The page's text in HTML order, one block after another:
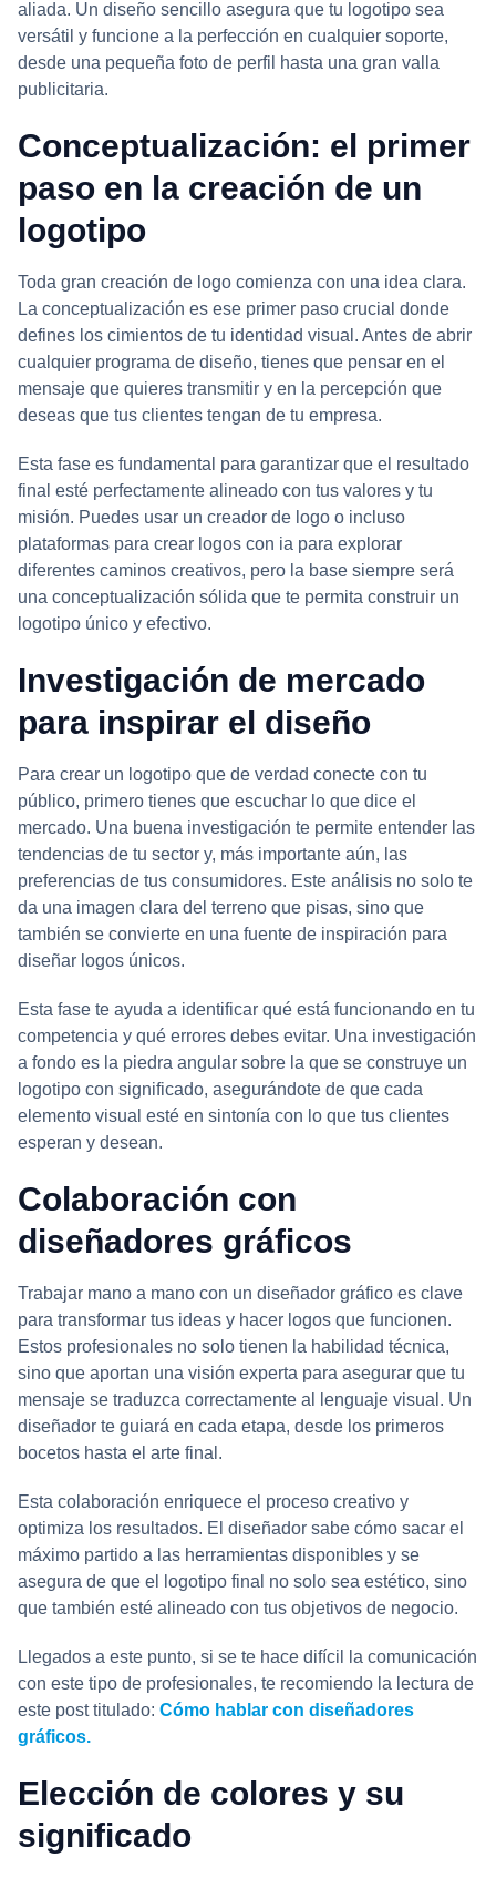
aliada. Un diseño sencillo asegura que tu logotipo sea
versátil y funcione a la perfección en cualquier soporte,
desde una pequeña foto de perfil hasta una gran valla
publicitaria.
Conceptualización: el primer
paso en la creación de un
logotipo
Toda gran creación de logo comienza con una idea clara.
La conceptualización es ese primer paso crucial donde
defines los cimientos de tu identidad visual. Antes de abrir
cualquier programa de diseño, tienes que pensar en el
mensaje que quieres transmitir y en la percepción que
deseas que tus clientes tengan de tu empresa.
Esta fase es fundamental para garantizar que el resultado
final esté perfectamente alineado con tus valores y tu
misión. Puedes usar un creador de logo o incluso
plataformas para crear logos con ia para explorar
diferentes caminos creativos, pero la base siempre será
una conceptualización sólida que te permita construir un
logotipo único y efectivo.
Investigación de mercado
para inspirar el diseño
Para crear un logotipo que de verdad conecte con tu
público, primero tienes que escuchar lo que dice el
mercado. Una buena investigación te permite entender las
tendencias de tu sector y, más importante aún, las
preferencias de tus consumidores. Este análisis no solo te
da una imagen clara del terreno que pisas, sino que
también se convierte en una fuente de inspiración para
diseñar logos únicos.
Esta fase te ayuda a identificar qué está funcionando en tu
competencia y qué errores debes evitar. Una investigación
a fondo es la piedra angular sobre la que se construye un
logotipo con significado, asegurándote de que cada
elemento visual esté en sintonía con lo que tus clientes
esperan y desean.
Colaboración con
diseñadores gráficos
Trabajar mano a mano con un diseñador gráfico es clave
para transformar tus ideas y hacer logos que funcionen.
Estos profesionales no solo tienen la habilidad técnica,
sino que aportan una visión experta para asegurar que tu
mensaje se traduzca correctamente al lenguaje visual. Un
diseñador te guiará en cada etapa, desde los primeros
bocetos hasta el arte final.
Esta colaboración enriquece el proceso creativo y
optimiza los resultados. El diseñador sabe cómo sacar el
máximo partido a las herramientas disponibles y se
asegura de que el logotipo final no solo sea estético, sino
que también esté alineado con tus objetivos de negocio.
Llegados a este punto, si se te hace difícil la comunicación
con este tipo de profesionales, te recomiendo la lectura de
este post titulado: Cómo hablar con diseñadores
gráficos.
Elección de colores y su
significado